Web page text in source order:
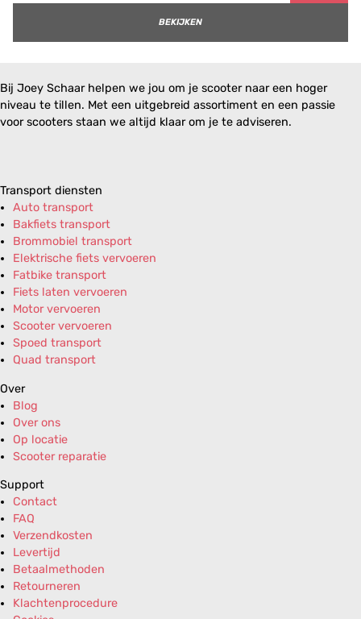
BEKIJKEN
Bij Joey Schaar helpen we jou om je scooter naar een hoger
niveau te tillen. Met een uitgebreid assortiment en een passie
voor scooters staan we altijd klaar om je te adviseren.
Transport diensten
Auto transport
Bakfiets transport
Brommobiel transport
Elektrische fiets vervoeren
Fatbike transport
Fiets laten vervoeren
Motor vervoeren
Scooter vervoeren
Spoed transport
Quad transport
Over
Blog
Over ons
Op locatie
Scooter reparatie
Support
Contact
FAQ
Verzendkosten
Levertijd
Betaalmethoden
Retourneren
Klachtenprocedure